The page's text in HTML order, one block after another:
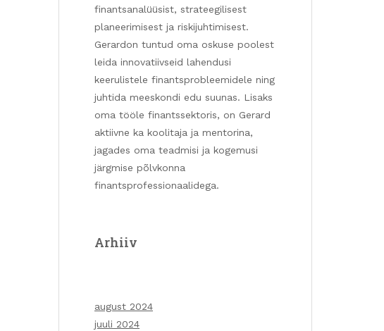
finantsanalüüsist, strateegilisest
planeerimisest ja riskijuhtimisest.
Gerardon tuntud oma oskuse poolest
leida innovatiivseid lahendusi
keerulistele finantsprobleemidele ning
juhtida meeskondi edu suunas. Lisaks
oma tööle finantssektoris, on Gerard
aktiivne ka koolitaja ja mentorina,
jagades oma teadmisi ja kogemusi
järgmise põlvkonna
finantsprofessionaalidega.
Arhiiv
august 2024
juuli 2024